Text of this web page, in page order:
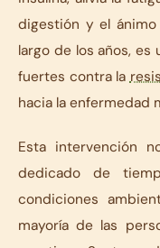
digestión y el
largo de los años, es
fuertes contra la
hacia la enfermedad
Esta intervención
dedicado de
condiciones
mayoría de las